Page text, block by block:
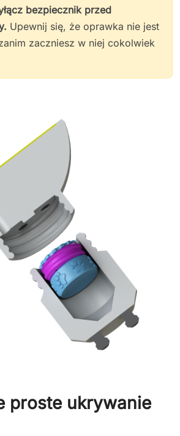
bezpiecznik przed
Upewnij się, że oprawka nie jest
zaczniesz w niej cokolwiek
proste ukrywanie